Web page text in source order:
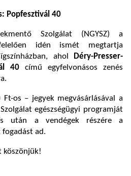
Popfesztivál 40
Szolgálat (NGYSZ) a
idén ismét megtartja
ahol
Déry-Presser-
40 című egyfelvonásos zenés
os – jegyek megvásárlásával a
egészségügyi programját
után a vendégek részére a
ad.
köszönjük!